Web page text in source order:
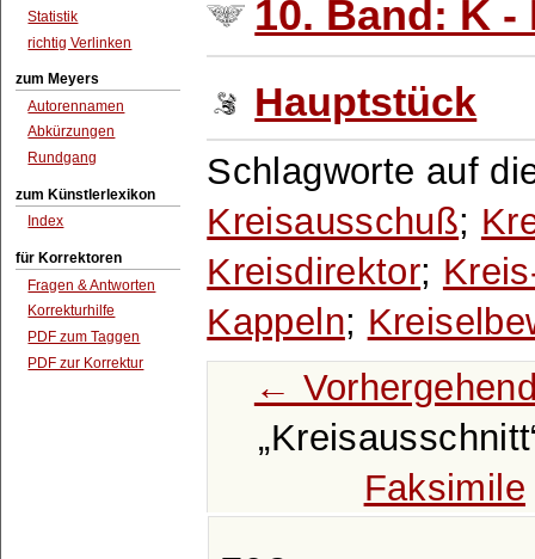
Statistik
richtig Verlinken
zum Meyers
Autorennamen
Abkürzungen
Rundgang
zum Künstlerlexikon
Index
für Korrektoren
Fragen & Antworten
Korrekturhilfe
PDF zum Taggen
PDF zur Korrektur
10. Band: K
Hauptstück
Schlagworte auf
Kreisausschuß;
Kreisdirektor;
Kappeln;
←
Kreisausschnitt
Faksimile